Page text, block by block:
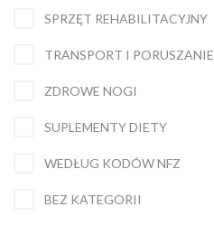
SPRZĘT REHABILITACYJNY
TRANSPORT I PORUSZANIE
ZDROWE NOGI
SUPLEMENTY DIETY
WEDŁUG KODÓW NFZ
BEZ KATEGORII